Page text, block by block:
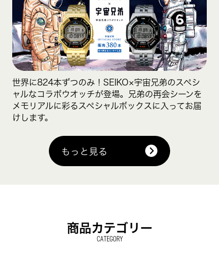
世界に824本ずつのみ！SEIKO×宇宙兄弟のスペシ
ャルなコラボウオッチが登場。兄弟の再会シーンを
メモリアルに彩るスペシャルボックスに入ってお届
けします。
もっと見る
商品カテゴリー
CATEGORY